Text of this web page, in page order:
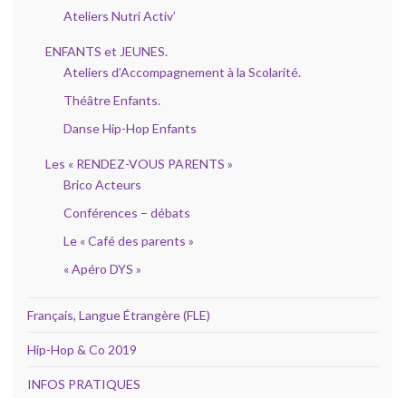
Ateliers Nutri Activ’
ENFANTS et JEUNES.
Ateliers d’Accompagnement à la Scolarité.
Théâtre Enfants.
Danse Hip-Hop Enfants
Les « RENDEZ-VOUS PARENTS »
Brico Acteurs
Conférences – débats
Le « Café des parents »
« Apéro DYS »
Français, Langue Étrangère (FLE)
Hip-Hop & Co 2019
INFOS PRATIQUES